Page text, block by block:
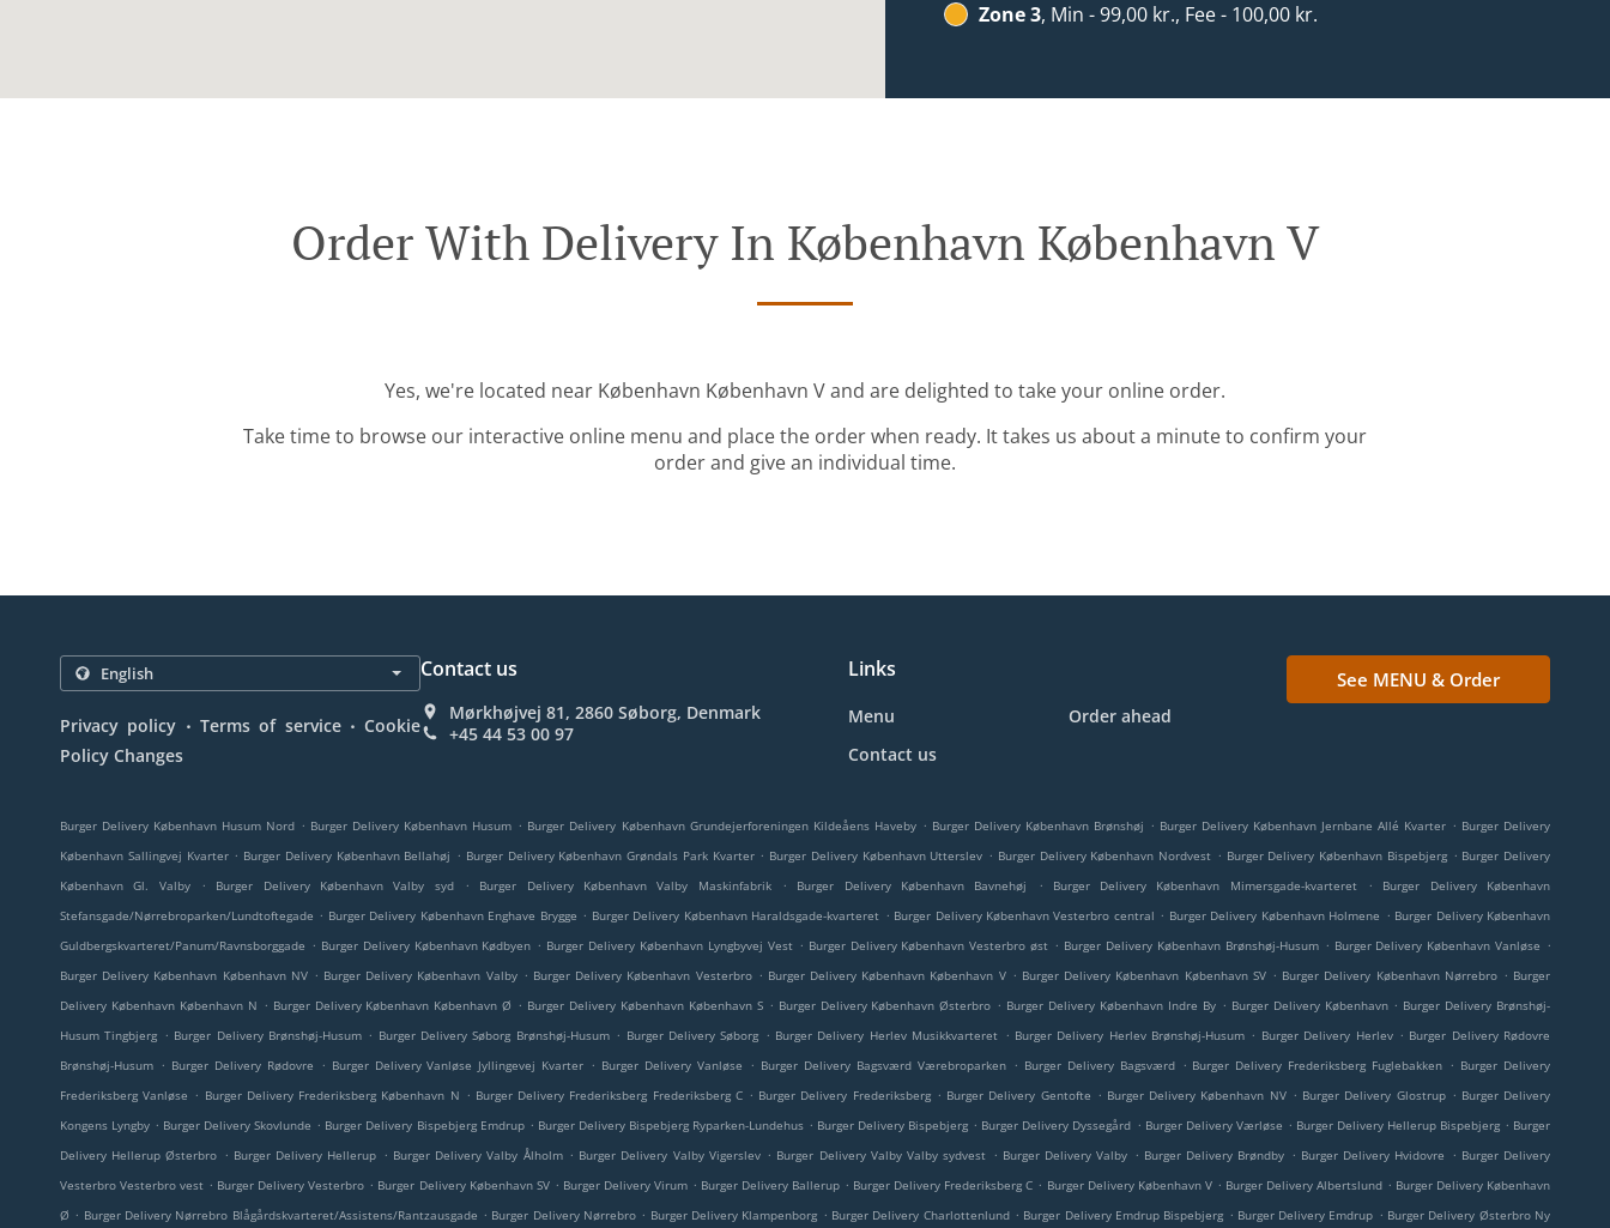
Zone 3, Min - 99,00 kr., Fee - 100,00 kr.
Order With Delivery In København København V
Yes, we're located near København København V and are delighted to take your online order.
Take time to browse our interactive online menu and place the order when ready. It takes us about a minute to confirm your
order and give an individual time.
Privacy policy . Terms of service . Cookie
Policy Changes
Contact us
Mørkhøjvej 81, 2860 Søborg, Denmark
+45 44 53 00 97
Links
Menu
Order ahead
Contact us
See MENU & Order
Burger Delivery København Husum Nord . Burger Delivery København Husum . Burger Delivery København Grundejerforeningen Kildeåens Haveby . Burger Delivery København Brønshøj . Burger Delivery København Jernbane Allé Kvarter . Burger Delivery
København Sallingvej Kvarter . Burger Delivery København Bellahøj . Burger Delivery København Grøndals Park Kvarter . Burger Delivery København Utterslev . Burger Delivery København Nordvest . Burger Delivery København Bispebjerg . Burger Delivery
København Gl. Valby
. Burger Delivery København Valby syd . Burger Delivery København Valby Maskinfabrik . Burger Delivery København Bavnehøj . Burger Delivery København Mimersgade-kvarteret .
Burger Delivery København
Stefansgade/Nørrebroparken/Lundtoftegade . Burger Delivery København Enghave Brygge . Burger Delivery København Haraldsgade-kvarteret . Burger Delivery København Vesterbro central . Burger Delivery København Holmene . Burger Delivery København
Guldbergskvarteret/Panum/Ravnsborggade . Burger Delivery København Kødbyen . Burger Delivery København Lyngbyvej Vest . Burger Delivery København Vesterbro øst . Burger Delivery København Brønshøj-Husum . Burger Delivery København Vanløse .
Burger Delivery København København NV . Burger Delivery København Valby . Burger Delivery København Vesterbro . Burger Delivery København København V . Burger Delivery København København SV . Burger Delivery København Nørrebro . Burger
Delivery København København N . Burger Delivery København København Ø . Burger Delivery København København S . Burger Delivery København Østerbro . Burger Delivery København Indre By . Burger Delivery København . Burger Delivery Brønshøj-
Husum Tingbjerg . Burger Delivery Brønshøj-Husum . Burger Delivery Søborg Brønshøj-Husum . Burger Delivery Søborg . Burger Delivery Herlev Musikkvarteret . Burger Delivery Herlev Brønshøj-Husum . Burger Delivery Herlev . Burger Delivery Rødovre
Brønshøj-Husum . Burger Delivery Rødovre . Burger Delivery Vanløse Jyllingevej Kvarter . Burger Delivery Vanløse . Burger Delivery Bagsværd Værebroparken . Burger Delivery Bagsværd . Burger Delivery Frederiksberg Fuglebakken . Burger Delivery
Frederiksberg Vanløse . Burger Delivery Frederiksberg København N . Burger Delivery Frederiksberg Frederiksberg C . Burger Delivery Frederiksberg . Burger Delivery Gentofte . Burger Delivery København NV . Burger Delivery Glostrup . Burger Delivery
Kongens Lyngby . Burger Delivery Skovlunde . Burger Delivery Bispebjerg Emdrup . Burger Delivery Bispebjerg Ryparken-Lundehus . Burger Delivery Bispebjerg . Burger Delivery Dyssegård . Burger Delivery Værløse . Burger Delivery Hellerup Bispebjerg . Burger
Delivery Hellerup Østerbro . Burger Delivery Hellerup . Burger Delivery Valby Ålholm . Burger Delivery Valby Vigerslev . Burger Delivery Valby Valby sydvest . Burger Delivery Valby . Burger Delivery Brøndby . Burger Delivery Hvidovre . Burger Delivery
Vesterbro Vesterbro vest . Burger Delivery Vesterbro . Burger Delivery København SV . Burger Delivery Virum . Burger Delivery Ballerup . Burger Delivery Frederiksberg C . Burger Delivery København V . Burger Delivery Albertslund . Burger Delivery København
Ø . Burger Delivery Nørrebro Blågårdskvarteret/Assistens/Rantzausgade . Burger Delivery Nørrebro . Burger Delivery Klampenborg . Burger Delivery Charlottenlund . Burger Delivery Emdrup Bispebjerg . Burger Delivery Emdrup . Burger Delivery Østerbro Ny